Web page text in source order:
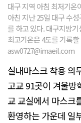
대구 지역 아침 최저기온
아친 지난 25일 대구 수
를 하고 있다. 대구지방
최고기온은 4도를 기록
asw0727@imaeil.com
실내마스크 착용 의
고교 91곳이 겨울방
교 교실에서 마스크
환영하는 가운데 일